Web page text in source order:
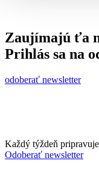
Zaujímajú ťa
Prihlás sa na
odoberať newsletter
Každý týždeň
Odoberať newsletter